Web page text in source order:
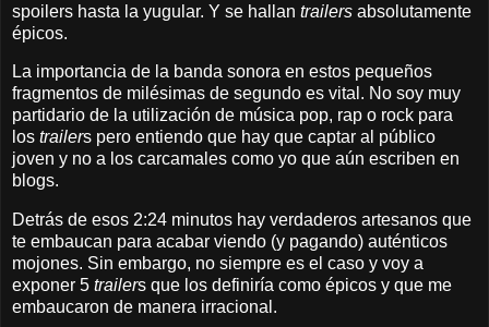
spoilers hasta la yugular. Y se hallan trailers absolutamente
épicos.
La importancia de la banda sonora en estos pequeños
fragmentos de milésimas de segundo es vital. No soy muy
partidario de la utilización de música pop, rap o rock para
los trailers pero entiendo que hay que captar al público
joven y no a los carcamales como yo que aún escriben en
blogs.
Detrás de esos 2:24 minutos hay verdaderos artesanos que
te embaucan para acabar viendo (y pagando) auténticos
mojones. Sin embargo, no siempre es el caso y voy a
exponer 5 trailers que los definiría como épicos y que me
embaucaron de manera irracional.